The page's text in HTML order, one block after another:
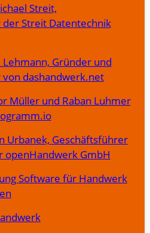
Streit,
Streit Datentechnik
Gründer und
dashandwerk.net
Müller und Raban Luhmer
Urbanek, Geschäftsführer
openHandwerk GmbH
Software für Handwerk